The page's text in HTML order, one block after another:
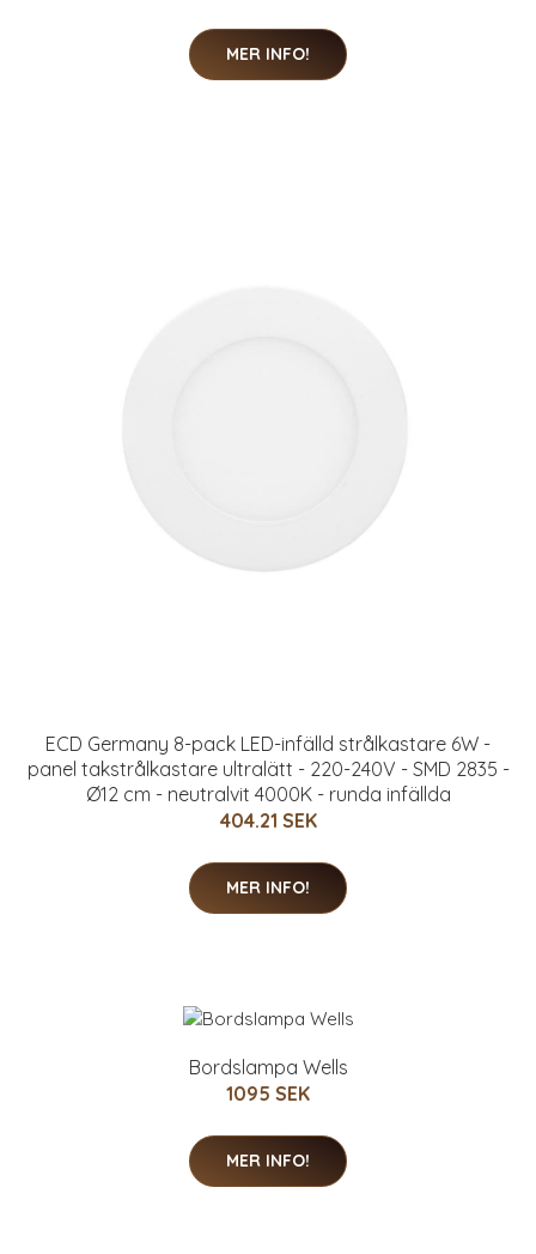
MER INFO!
ECD Germany 8-pack LED-infälld strålkastare 6W -
panel takstrålkastare ultralätt - 220-240V - SMD 2835 -
Ø12 cm - neutralvit 4000K - runda infällda
404.21 SEK
MER INFO!
Bordslampa Wells
1095 SEK
MER INFO!